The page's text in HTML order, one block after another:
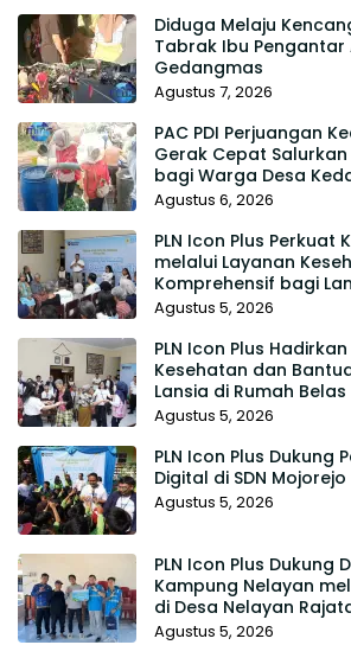
Diduga Melaju
Tabrak Ibu Pengantar
Gedangmas
Agustus 7, 2026
PAC PDI Perjuangan
Gerak Cepat
bagi Warga Desa
Agustus 6, 2026
PLN Icon Plus Perkuat
melalui Layanan
Komprehensif bagi
Agustus 5, 2026
PLN Icon Plus
Kesehatan dan
Lansia di Rumah
Agustus 5, 2026
PLN Icon Plus Dukung
Digital di SDN Mojorejo
Agustus 5, 2026
PLN Icon Plus Dukung
Kampung Nelayan
di Desa Nelayan
Agustus 5, 2026